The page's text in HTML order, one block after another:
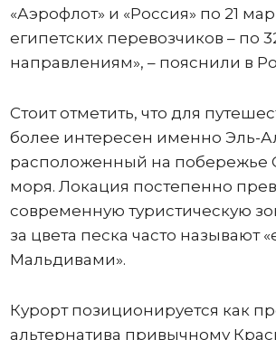
«Аэрофлот» и «Россия» по 21
египетских перевозчиков – по
направлениям», – пояснили в
Стоит отметить, что для
более интересен именно Эль-
расположенный на побережье
моря. Локация постепенно
современную туристическую
за цвета песка часто называют
Мальдивами».
Курорт позиционируется как
альтернатива привычному